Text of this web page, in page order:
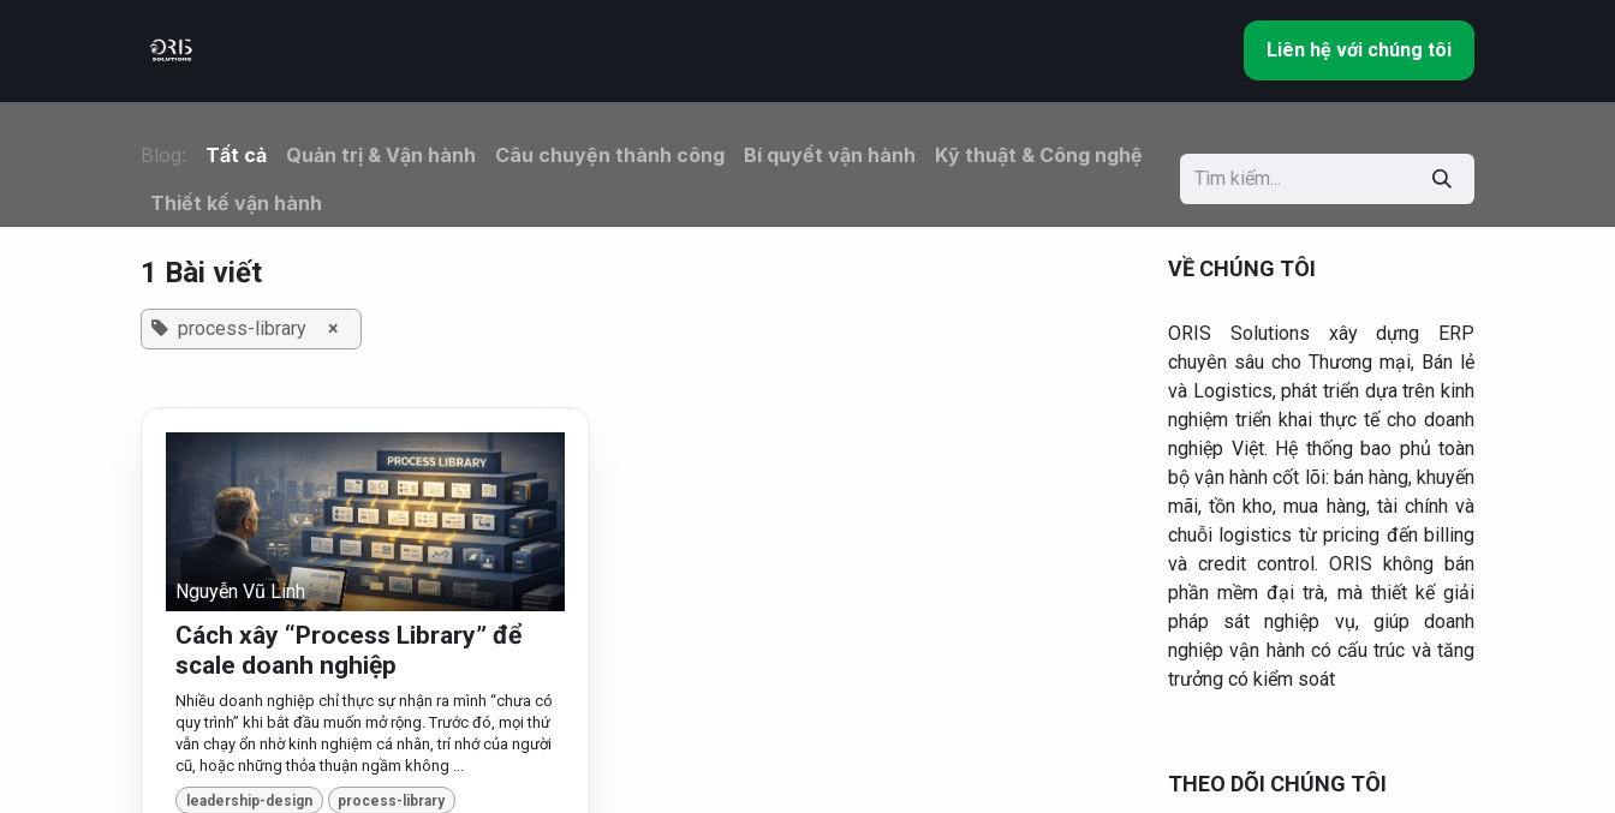
Liên hệ với chúng tôi
Blog: Tất cả Quản trị & Vận hành Câu chuyện thành công Bí quyết vận hành
Kỹ thuật & Công nghệ
Thiết kế vận hành
1 Bài viết
process-library ×
Nguyễn Vũ Linh
Cách xây “Process Library” để
scale doanh nghiệp
Nhiều doanh nghiệp chỉ thực sự nhận ra mình “chưa có
quy trình” khi bắt đầu muốn mở rộng. Trước đó, mọi thứ
vẫn chạy ổn nhờ kinh nghiệm cá nhân, trí nhớ của người
cũ, hoặc những thỏa thuận ngầm không ...
leadership-design process-library
VỀ CHÚNG TÔI
ORIS Solutions xây dựng ERP
chuyên sâu cho Thương mại, Bán lẻ
và Logistics, phát triển dựa trên kinh
nghiệm triển khai thực tế cho doanh
nghiệp Việt. Hệ thống bao phủ toàn
bộ vận hành cốt lõi: bán hàng, khuyến
mãi, tồn kho, mua hàng, tài chính và
chuỗi logistics từ pricing đến billing
và credit control. ORIS không bán
phần mềm đại trà, mà thiết kế giải
pháp sát nghiệp vụ, giúp doanh
nghiệp vận hành có cấu trúc và tăng
trưởng có kiểm soát
THEO DÕI CHÚNG TÔI